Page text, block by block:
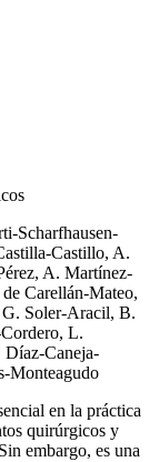
Scharfhausen-
Castillo, A.
A. Martínez-
Carellán-Mateo,
Soler-Aracil, B.
L.
Díaz-Caneja-
Monteagudo
en la práctica
quirúrgicos y
embargo, es una